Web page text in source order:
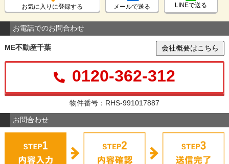
お気に入りに登録する メールで送る LINEで送る
お電話でのお問合わせ
ME不動産千葉 会社概要はこちら
0120-362-312
物件番号：RHS-991017887
お問合わせ